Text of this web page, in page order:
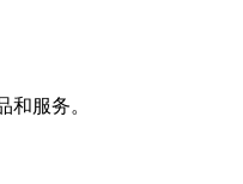
服务。